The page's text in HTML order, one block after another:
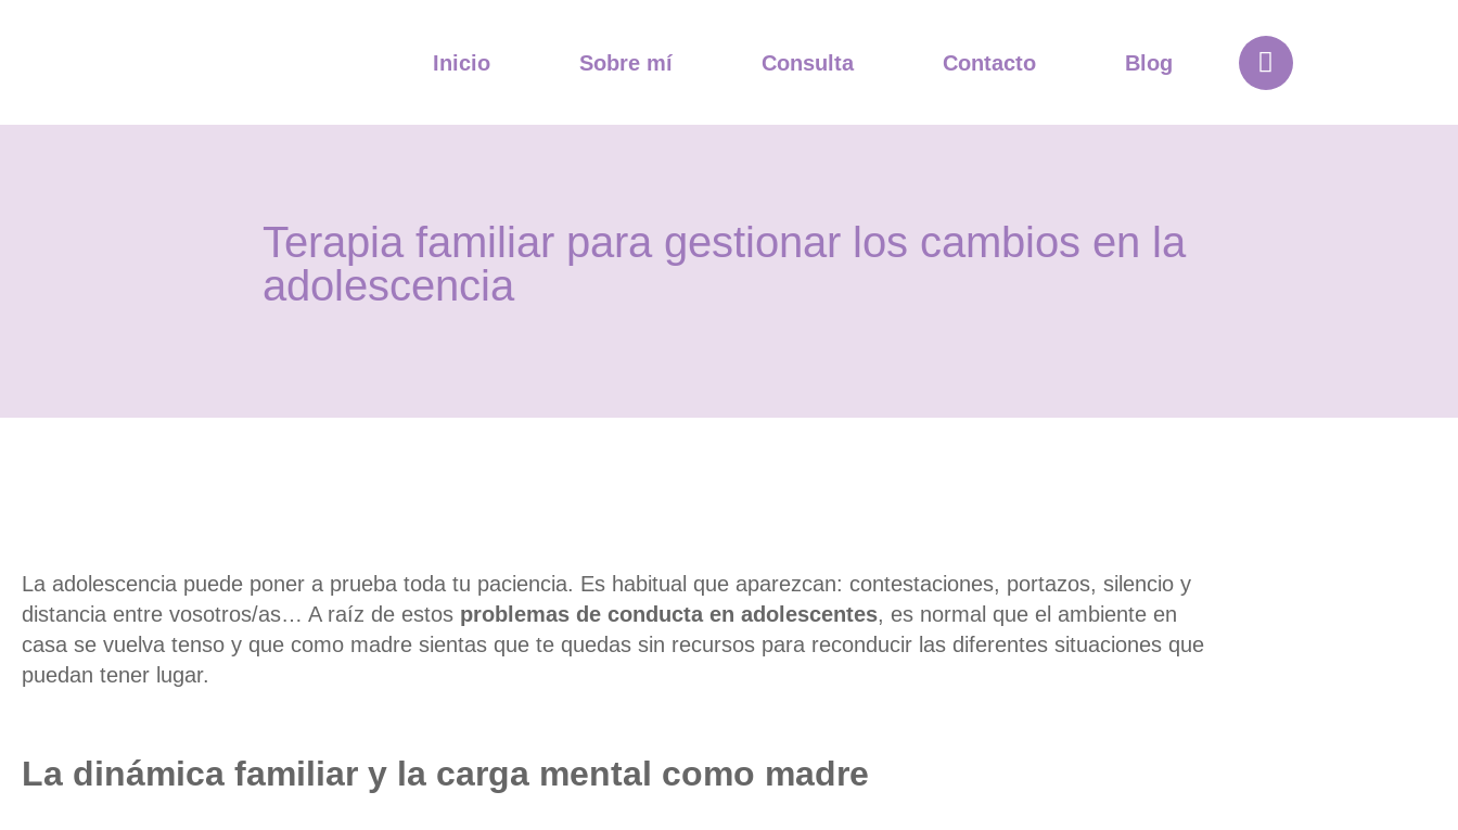
Inicio Sobre mí Consulta Contacto Blog
Terapia familiar para gestionar los cambios en la
adolescencia
La adolescencia puede poner a prueba toda tu paciencia. Es habitual que aparezcan: contestaciones, portazos, silencio y
distancia entre vosotros/as… A raíz de estos problemas de conducta en adolescentes, es normal que el ambiente en
casa se vuelva tenso y que como madre sientas que te quedas sin recursos para reconducir las diferentes situaciones que
puedan tener lugar.
La dinámica familiar y la carga mental como madre